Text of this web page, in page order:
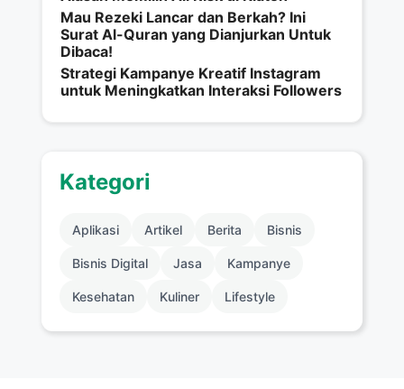
Mau Rezeki Lancar dan Berkah? Ini
Surat Al-Quran yang Dianjurkan Untuk
Dibaca!
Strategi Kampanye Kreatif Instagram
untuk Meningkatkan Interaksi Followers
Kategori
Aplikasi Artikel Berita Bisnis
Bisnis Digital Jasa Kampanye
Kesehatan Kuliner Lifestyle